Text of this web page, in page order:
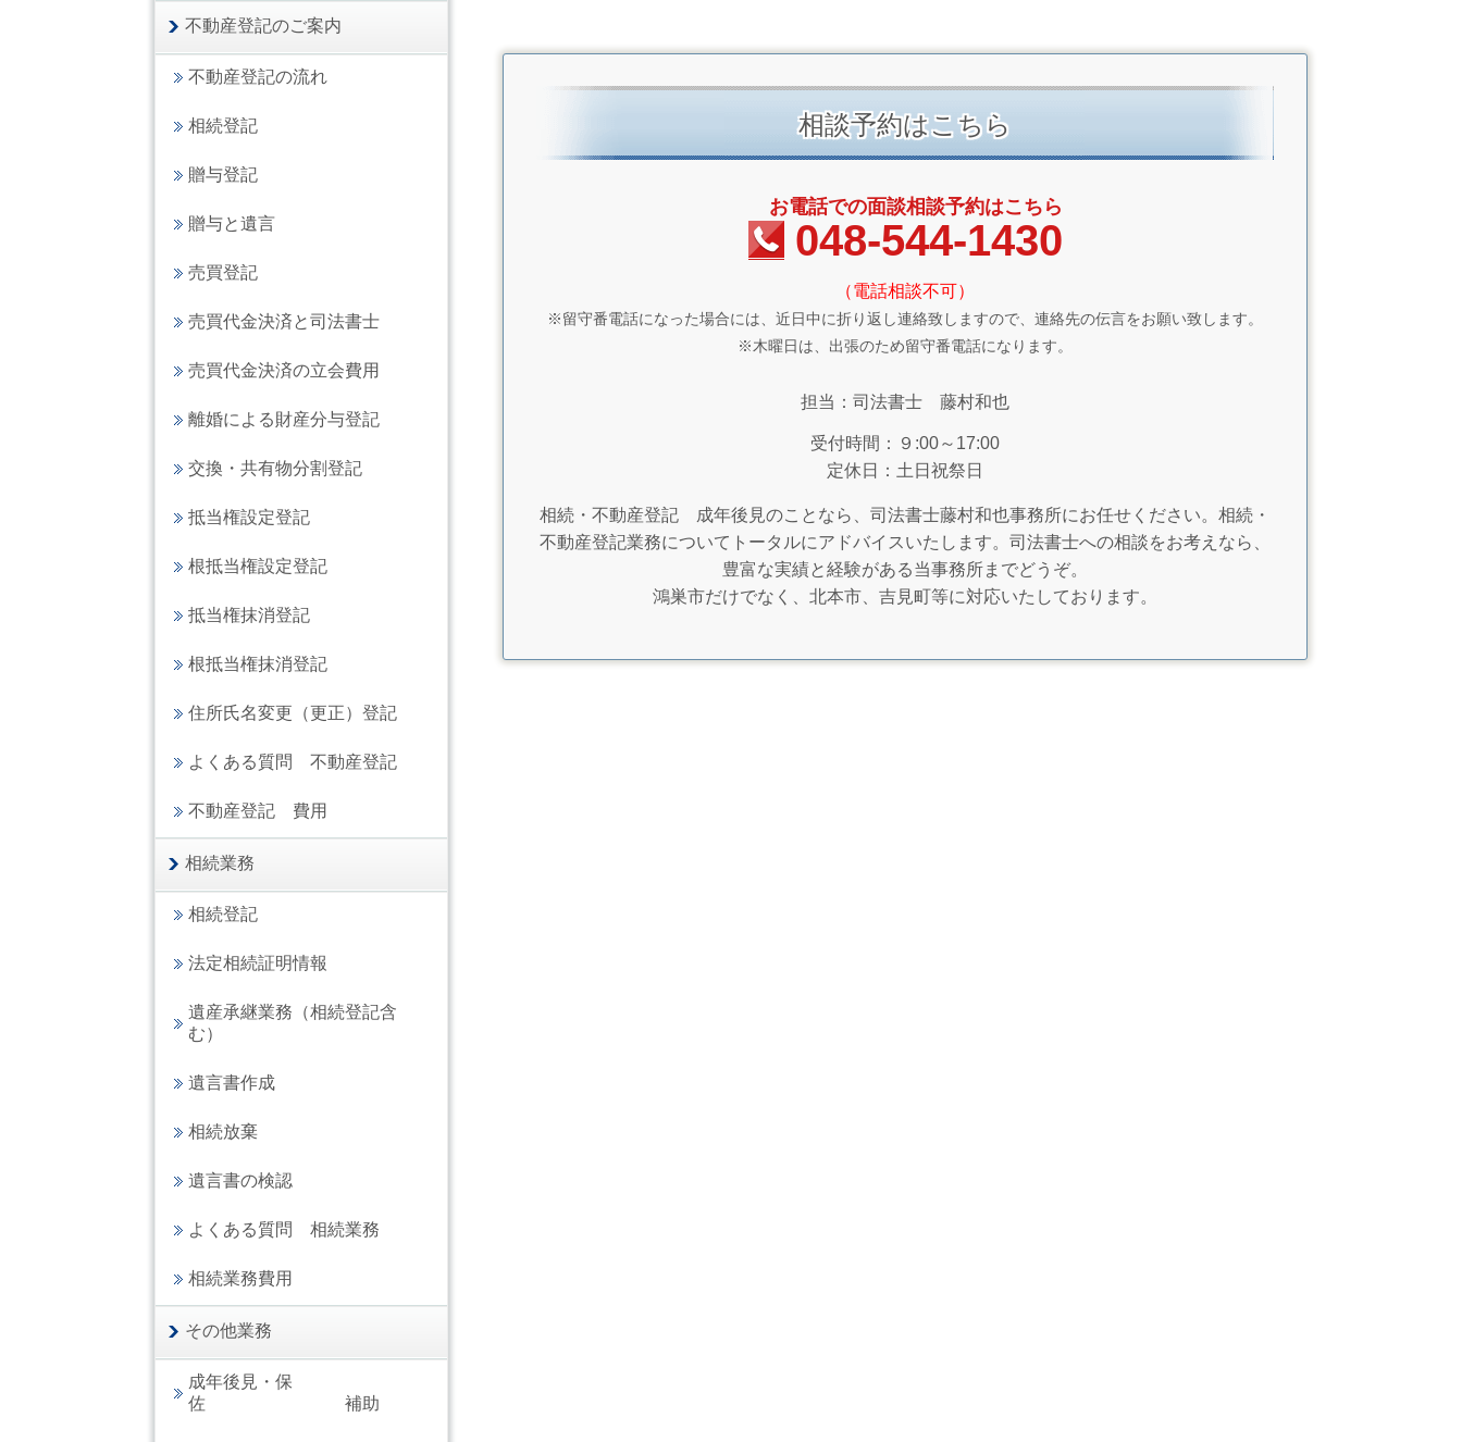
相談予約はこちら
お電話での面談相談予約はこちら
048-544-1430
（電話相談不可）
※留守番電話になった場合には、近日中に折り返し連絡致しますので、連絡先の伝言をお願い致します。
※木曜日は、出張のため留守番電話になります。
担当：司法書士 藤村和也
受付時間：９:00～17:00
定休日：土日祝祭日
相続・不動産登記 成年後見のことなら、司法書士藤村和也事務所にお任せください。相続・
不動産登記業務についてトータルにアドバイスいたします。司法書士への相談をお考えなら、
豊富な実績と経験がある当事務所までどうぞ。
鴻巣市だけでなく、北本市、吉見町等に対応いたしております。
不動産登記のご案内
不動産登記の流れ
相続登記
贈与登記
贈与と遺言
売買登記
売買代金決済と司法書士
売買代金決済の立会費用
離婚による財産分与登記
交換・共有物分割登記
抵当権設定登記
根抵当権設定登記
抵当権抹消登記
根抵当権抹消登記
住所氏名変更（更正）登記
よくある質問 不動産登記
不動産登記 費用
相続業務
相続登記
法定相続証明情報
遺産承継業務（相続登記含
む）
遺言書作成
相続放棄
遺言書の検認
よくある質問 相続業務
相続業務費用
その他業務
成年後見・保
佐 補助